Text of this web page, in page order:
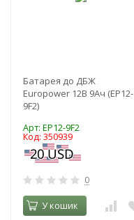
Батарея до ДБЖ
Europower 12В 9Ач (EP12-
9F2)
Арт: EP12-9F2
Код: 350939
0
У кошик